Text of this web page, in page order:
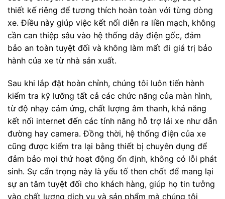
thiết kế riêng để tương thích hoàn toàn với từng dòng
xe. Điều này giúp việc kết nối diễn ra liền mạch, không
cần can thiệp sâu vào hệ thống dây điện gốc, đảm
bảo an toàn tuyệt đối và không làm mất đi giá trị bảo
hành của xe từ nhà sản xuất.
Sau khi lắp đặt hoàn chỉnh, chúng tôi luôn tiến hành
kiểm tra kỹ lưỡng tất cả các chức năng của màn hình,
từ độ nhạy cảm ứng, chất lượng âm thanh, khả năng
kết nối internet đến các tính năng hỗ trợ lái xe như dẫn
đường hay camera. Đồng thời, hệ thống điện của xe
cũng được kiểm tra lại bằng thiết bị chuyên dụng để
đảm bảo mọi thứ hoạt động ổn định, không có lỗi phát
sinh. Sự cẩn trọng này là yếu tố then chốt để mang lại
sự an tâm tuyệt đối cho khách hàng, giúp họ tin tưởng
vào chất lượng dịch vụ và sản phẩm mà chúng tôi